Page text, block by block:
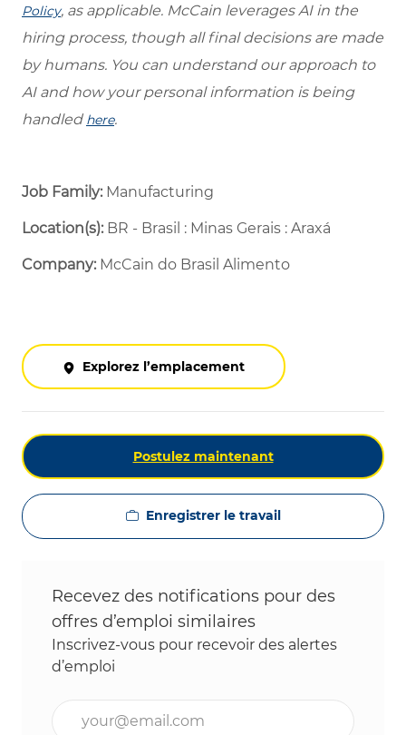
Policy, as applicable. McCain leverages AI in the
hiring process, though all final decisions are made
by humans. You can understand our approach to
AI and how your personal information is being
handled here.
Job Family: Manufacturing
Location(s):BR - Brasil : Minas Gerais : Araxá
Company: McCain do Brasil Alimento
Explorez l’emplacement
Postulez maintenant
Enregistrer le travail
Recevez des notifications pour des
offres d’emploi similaires
Inscrivez-vous pour recevoir des alertes
d’emploi